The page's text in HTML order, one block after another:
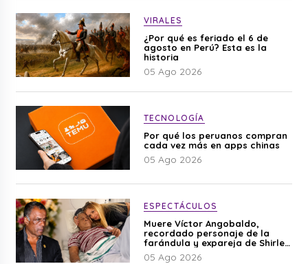
VIRALES
¿Por qué es feriado el 6 de
agosto en Perú? Esta es la
historia
05 Ago 2026
TECNOLOGÍA
Por qué los peruanos compran
cada vez más en apps chinas
05 Ago 2026
ESPECTÁCULOS
Muere Víctor Angobaldo,
recordado personaje de la
farándula y expareja de Shirley
Cherres
05 Ago 2026